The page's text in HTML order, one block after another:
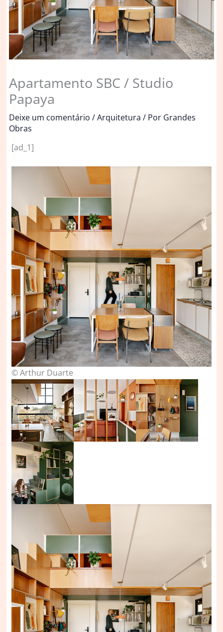
Apartamento SBC / Studio
Papaya
Deixe um comentário /Arquitetura / Por Grandes
Obras
[ad_1]
© Arthur Duarte